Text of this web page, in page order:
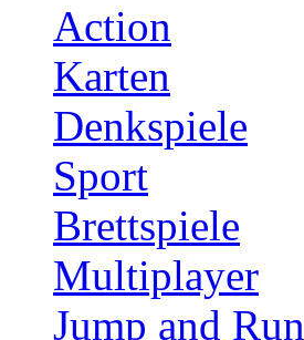
Action
Karten
Denkspiele
Sport
Brettspiele
Multiplayer
Jump and Run